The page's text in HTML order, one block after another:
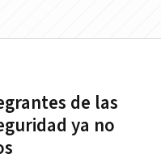
de las
ya no